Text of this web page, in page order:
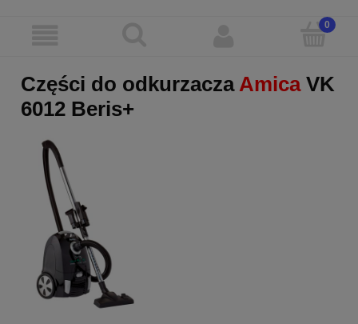
Części do odkurzacza Amica VK
6012 Beris+